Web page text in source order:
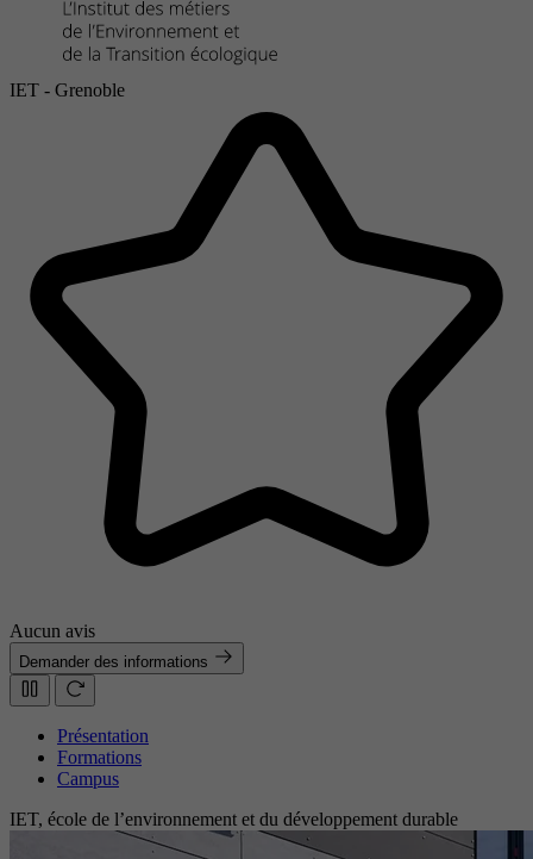
IET - Grenoble
Aucun avis
Demander des informations
Présentation
Formations
Campus
IET, école de l’environnement et du développement durable